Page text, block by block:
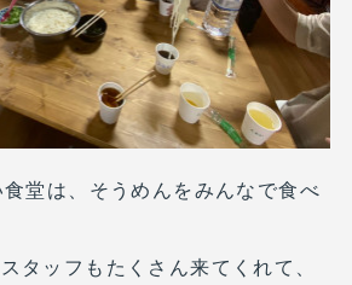
堂は、そうめんをみんなで食べ
タッフもたくさん来てくれて、